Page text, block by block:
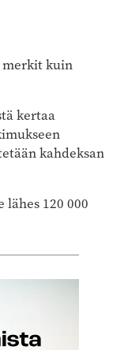
merkit kuin
kertaa
kahdeksan
120 000